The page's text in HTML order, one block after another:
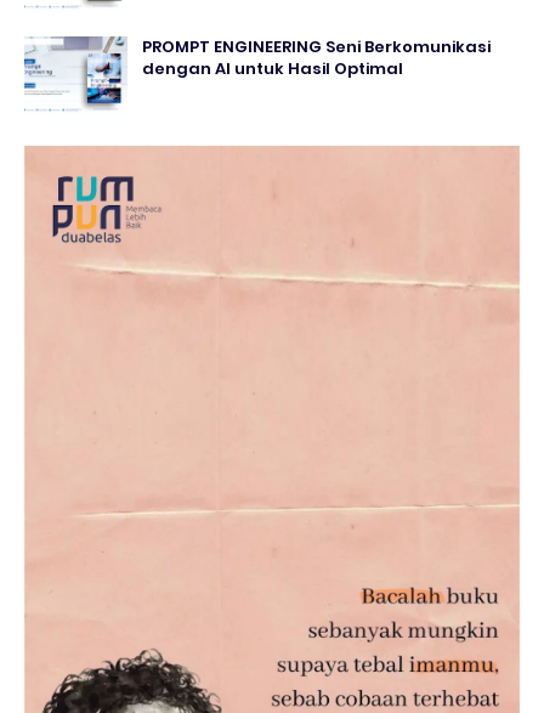
PROMPT ENGINEERING Seni Berkomunikasi
dengan AI untuk Hasil Optimal